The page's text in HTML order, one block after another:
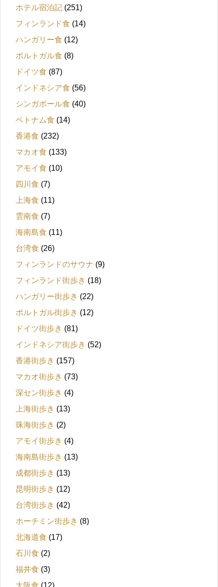
ホテル宿泊記 (251)
フィンランド食 (14)
ハンガリー食 (12)
ポルトガル食 (8)
ドイツ食 (87)
インドネシア食 (56)
シンガポール食 (40)
ベトナム食 (14)
香港食 (232)
マカオ食 (133)
アモイ食 (10)
四川食 (7)
上海食 (11)
雲南食 (7)
海南島食 (11)
台湾食 (26)
フィンランドのサウナ (9)
フィンランド街歩き (18)
ハンガリー街歩き (22)
ポルトガル街歩き (12)
ドイツ街歩き (81)
インドネシア街歩き (52)
香港街歩き (157)
マカオ街歩き (73)
深セン街歩き (4)
上海街歩き (13)
珠海街歩き (2)
アモイ街歩き (4)
海南島街歩き (13)
成都街歩き (13)
昆明街歩き (12)
台湾街歩き (42)
ホーチミン街歩き (8)
北海道食 (17)
石川食 (2)
福井食 (3)